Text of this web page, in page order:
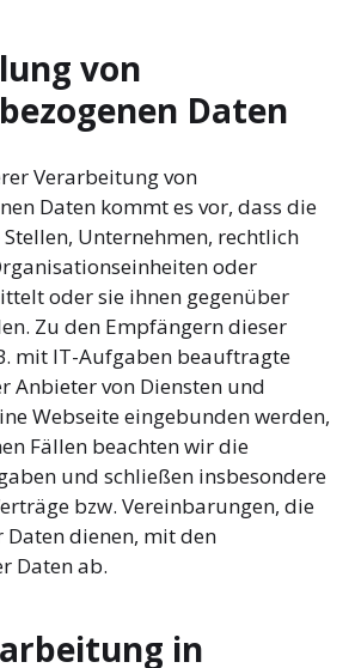
von
Daten
Verarbeitung von
Daten kommt es vor, dass die
Unternehmen, rechtlich
oder
oder sie ihnen gegenüber
Zu den Empfängern dieser
mit IT-Aufgaben beauftragte
Anbieter von Diensten und
Webseite eingebunden werden,
Fällen beachten wir die
und schließen insbesondere
bzw. Vereinbarungen, die
Daten dienen, mit den
Daten ab.
in